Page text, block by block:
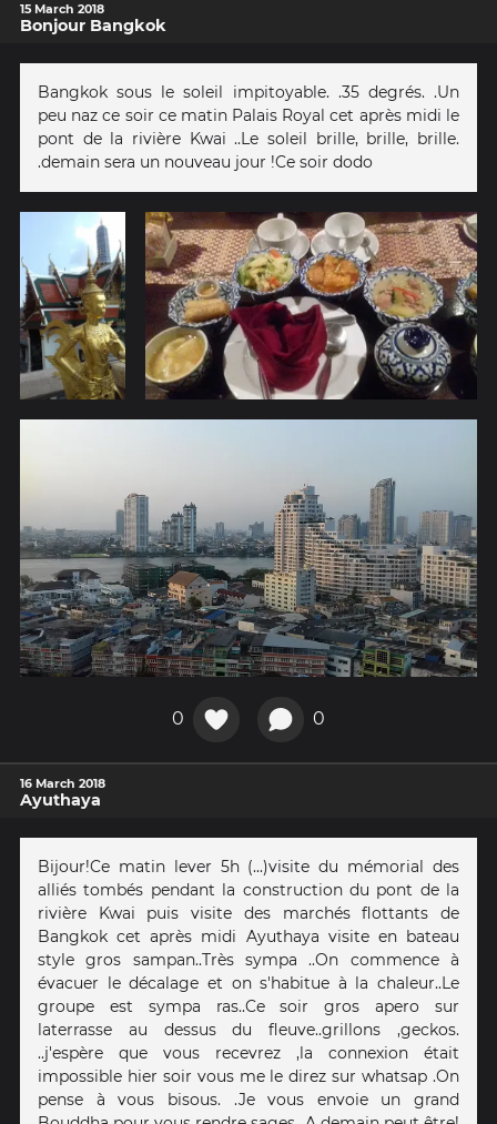
15 March 2018
Bonjour Bangkok
Bangkok sous le soleil impitoyable. .35 degrés. .Un
peu naz ce soir ce matin Palais Royal cet après midi le
pont de la rivière Kwai ..Le soleil brille, brille, brille.
.demain sera un nouveau jour !Ce soir dodo
0 0
16 March 2018
Ayuthaya
Bijour!Ce matin lever 5h (...)visite du mémorial des
alliés tombés pendant la construction du pont de la
rivière Kwai puis visite des marchés flottants de
Bangkok cet après midi Ayuthaya visite en bateau
style gros sampan..Très sympa ..On commence à
évacuer le décalage et on s'habitue à la chaleur..Le
groupe est sympa ras..Ce soir gros apero sur
laterrasse au dessus du fleuve..grillons ,geckos.
..j'espère que vous recevrez ,la connexion était
impossible hier soir vous me le direz sur whatsap .On
pense à vous bisous. .Je vous envoie un grand